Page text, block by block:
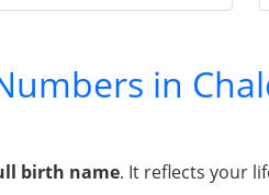
in
birth name. It reflects your